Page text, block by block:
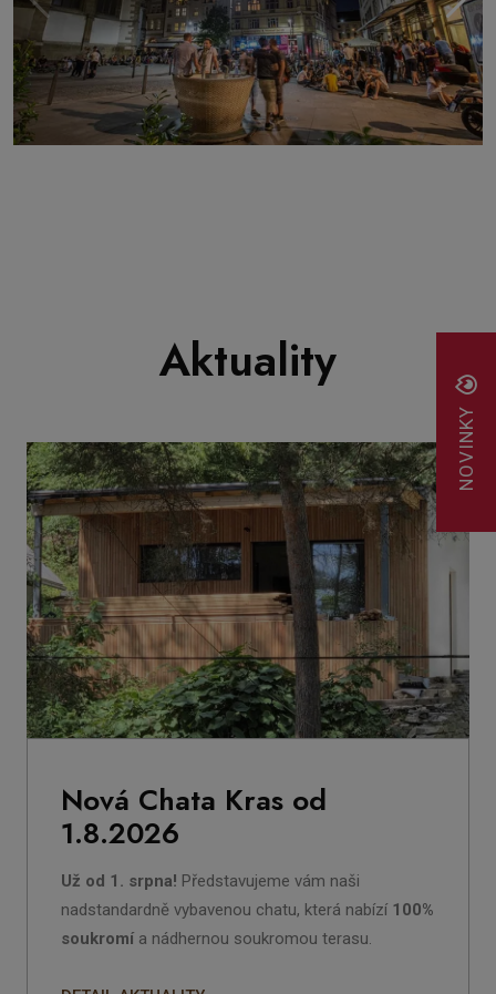
Aktuality
Nová Chata Kras od
1.8.2026
Už od 1. srpna! Představujeme vám naši
nadstandardně vybavenou chatu, která nabízí 100%
soukromí a nádhernou soukromou terasu.
NOVINKY